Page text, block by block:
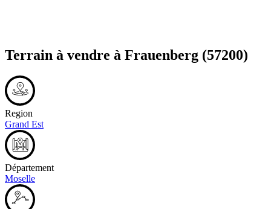
Terrain à vendre à Frauenberg (57200)
Region
Grand Est
Département
Moselle